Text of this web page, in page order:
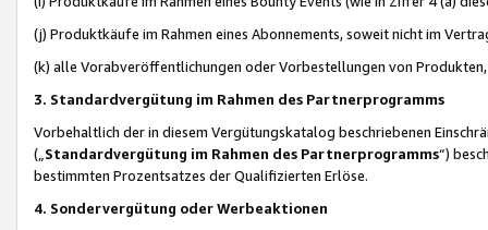
(j) Produktkäufe im Rahmen eines Abonnements, soweit nicht im
(k) alle Vorabveröffentlichungen oder Vorbestellungen von
3. Standardvergütung im Rahmen des Partnerprogramms
Vorbehaltlich der in diesem Vergütungskatalog beschriebenen
(„ Standardvergütung im Rahmen des Partnerprogramms“)
bestimmten Prozentsatzes der Qualifizierten Erlöse.
4. Sondervergütung oder Werbeaktionen